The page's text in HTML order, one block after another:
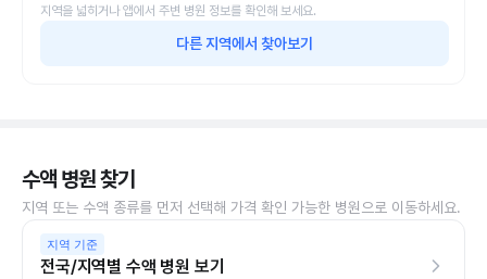
지역을 넓히거나 앱에서 주변 병원 정보를 확인해 보세요.
다른 지역에서 찾아보기
수액 병원 찾기
지역 또는 수액 종류를 먼저 선택해 가격 확인 가능한 병원으로 이동하세요.
지역 기준
전국/지역별 수액 병원 보기